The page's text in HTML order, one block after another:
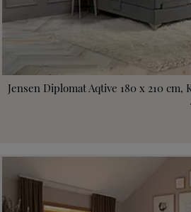
Jensen Diplomat Aqtive 180 x 210 cm,